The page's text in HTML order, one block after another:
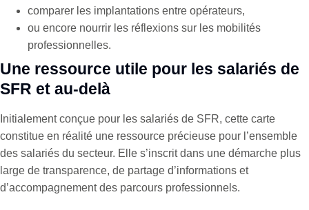
comparer les implantations entre opérateurs,
ou encore nourrir les réflexions sur les mobilités
professionnelles.
Une ressource utile pour les salariés de
SFR et au-delà
Initialement conçue pour les salariés de SFR, cette carte
constitue en réalité une ressource précieuse pour l’ensemble
des salariés du secteur. Elle s’inscrit dans une démarche plus
large de transparence, de partage d’informations et
d’accompagnement des parcours professionnels.